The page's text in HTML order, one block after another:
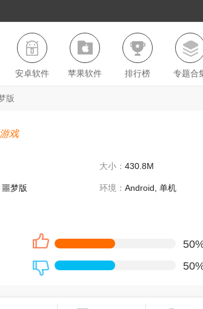
安卓软件 苹果软件 排行榜 专题合
版
戏
大小： 430.8M
梦版 环境： Android, 单机